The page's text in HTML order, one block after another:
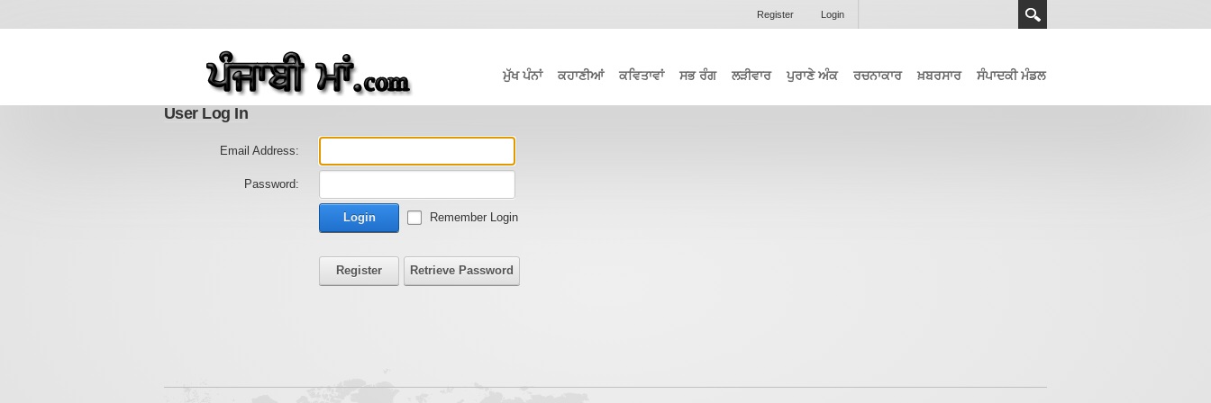
Register Login
ਮੁੱਖ ਪੰਨਾਂ ਕਹਾਣੀਆਂ ਕਵਿਤਾਵਾਂ ਸਭ ਰੰਗ ਲੜੀਵਾਰ ਪੁਰਾਣੇ ਅੰਕ ਰਚਨਾਕਾਰ ਖ਼ਬਰਸਾਰ ਸੰਪਾਦਕੀ ਮੰਡਲ
User Log In
Email Address:
Password:
Login Remember Login
Register Retrieve Password